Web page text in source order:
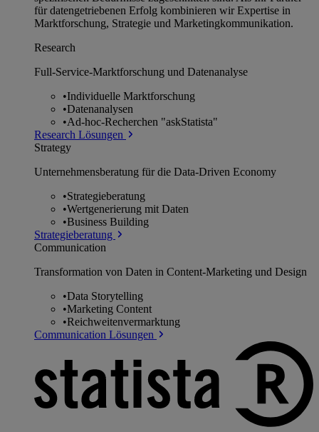
für datengetriebenen Erfolg kombinieren wir Expertise in
Marktforschung, Strategie und Marketingkommunikation.
Research
Full-Service-Marktforschung und Datenanalyse
•Individuelle Marktforschung
•Datenanalysen
•Ad-hoc-Recherchen "askStatista"
Research Lösungen
Strategy
Unternehmens­beratung für die Data-Driven Economy
•Strategieberatung
•Wertgenerierung mit Daten
•Business Building
Strategieberatung
Communication
Transformation von Daten in Content-Marketing und Design
•Data Storytelling
•Marketing Content
•Reichweitenvermarktung
Communication Lösungen